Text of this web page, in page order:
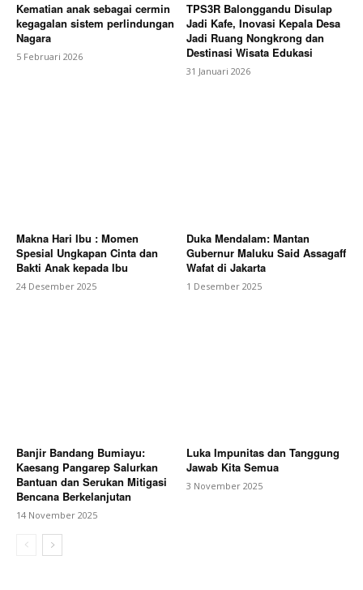
Kematian anak sebagai cermin
kegagalan sistem perlindungan
Nagara
5 Februari 2026
TPS3R Balonggandu Disulap
Jadi Kafe, Inovasi Kepala Desa
Jadi Ruang Nongkrong dan
Destinasi Wisata Edukasi
31 Januari 2026
Makna Hari Ibu : Momen
Spesial Ungkapan Cinta dan
Bakti Anak kepada Ibu
24 Desember 2025
Duka Mendalam: Mantan
Gubernur Maluku Said Assagaff
Wafat di Jakarta
1 Desember 2025
Banjir Bandang Bumiayu:
Kaesang Pangarep Salurkan
Bantuan dan Serukan Mitigasi
Bencana Berkelanjutan
14 November 2025
Luka Impunitas dan Tanggung
Jawab Kita Semua
3 November 2025